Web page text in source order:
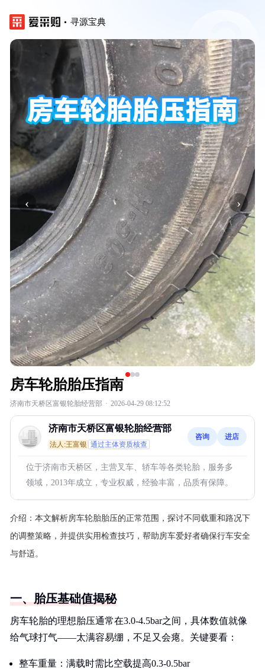
寻源宝典
‹ ›
房车轮胎胎压指南
济南市天桥区富银轮胎经营部 · 2026-04-29 08:12:52
济南市天桥区富银轮胎经营部
法人:王富银 通过主体资质核查
咨询 进店
位于济南市天桥区，主营叉车、轿车等各类轮胎，服务多
领域，2013年成立，专业权威，经验丰富，品质有保障。
介绍： 本文解析房车轮胎胎压的正常范围，探讨不同载重和路况下
的调整策略，并提供实用检查技巧，帮助房车爱好者确保行车安全
与舒适。
一、胎压基础值揭秘
房车轮胎的理想胎压通常在3.0-4.5bar之间，具体数值就像
给气球打气——太满容易绷，不足又会瘪。关键要看：
整车重量：满载时需比空载提高0.3-0.5bar